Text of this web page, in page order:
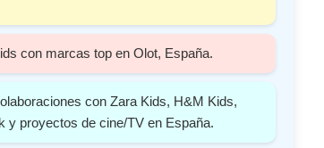
con marcas top en Olot, España.
con Zara Kids, H&M Kids,
y proyectos de cine/TV en España.